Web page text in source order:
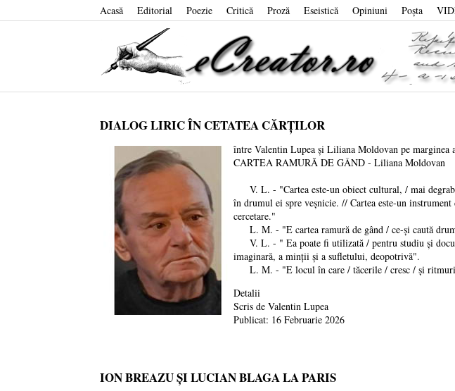
Acasă Editorial Poezie Critică Proză Eseistică Opiniuni Poşta
DIALOG LIRIC ÎN CETATEA CĂRȚILOR
între Valentin Lupea și Liliana Moldovan pe
CARTEA RAMURĂ DE GÂND - Liliana Moldovan
V. L. - "Cartea este-un obiect cultural, / mai
în drumul ei spre veșnicie. // Cartea este-un
cercetare."
L. M. - "E cartea ramură de gând / ce-și caută
V. L. - " Ea poate fi utilizată / pentru studiu și
imaginară, a minții și a sufletului, deopotrivă".
L. M. - "E locul în care / tăcerile / cresc / și
Detalii
Scris de Valentin Lupea
Publicat: 16 Februarie 2026
ION BREAZU ȘI LUCIAN BLAGA LA PARIS